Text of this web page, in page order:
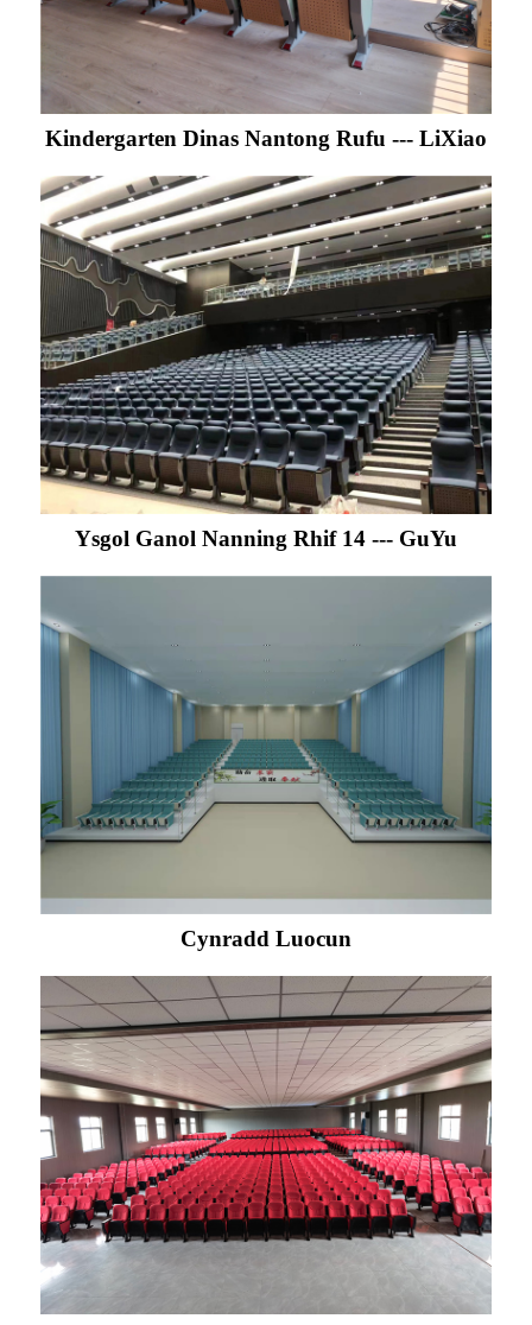
Kindergarten Dinas Nantong Rufu --- LiXiao
Ysgol Ganol Nanning Rhif 14 --- GuYu
Cynradd Luocun